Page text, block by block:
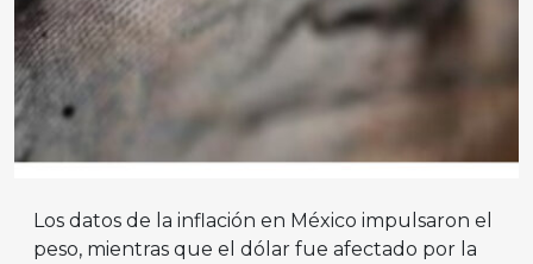
Los datos de la inflación en México impulsaron el
peso, mientras que el dólar fue afectado por la